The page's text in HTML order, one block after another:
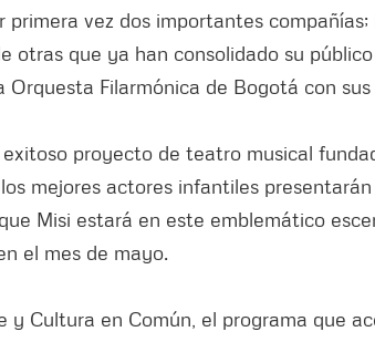
primera vez dos importantes
otras que ya han consolidado su
Orquesta Filarmónica de Bogotá con
proyecto de teatro musical
mejores actores infantiles
Misi estará en este emblemático
el mes de mayo.
y Cultura en Común, el programa que